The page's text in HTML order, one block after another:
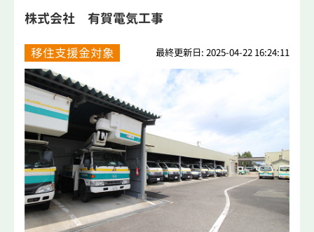
株式会社 有賀電気工事
移住支援金対象 最終更新日: 2025-04-22 16:24:11